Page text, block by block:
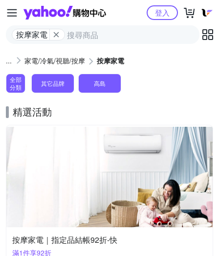
Yahoo購物中心
按摩家電
登入
家電/冷氣/視聽/按摩 按摩家電
全部
分類
其它品牌 高島
精選活動
按摩家電｜指定品結帳92折-快
滿1件享92折